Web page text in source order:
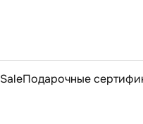
SaleПодарочные